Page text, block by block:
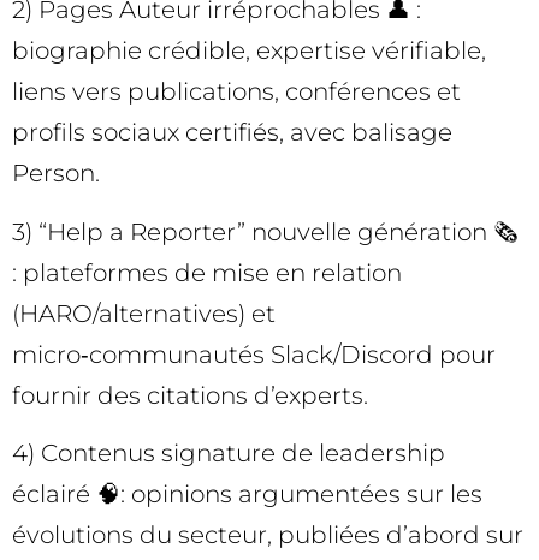
2) Pages Auteur irréprochables 👤 :
biographie crédible, expertise vérifiable,
liens vers publications, conférences et
profils sociaux certifiés, avec balisage
Person.
3) “Help a Reporter” nouvelle génération 🗞️
: plateformes de mise en relation
(HARO/alternatives) et
micro‑communautés Slack/Discord pour
fournir des citations d’experts.
4) Contenus signature de leadership
éclairé 🧠: opinions argumentées sur les
évolutions du secteur, publiées d’abord sur